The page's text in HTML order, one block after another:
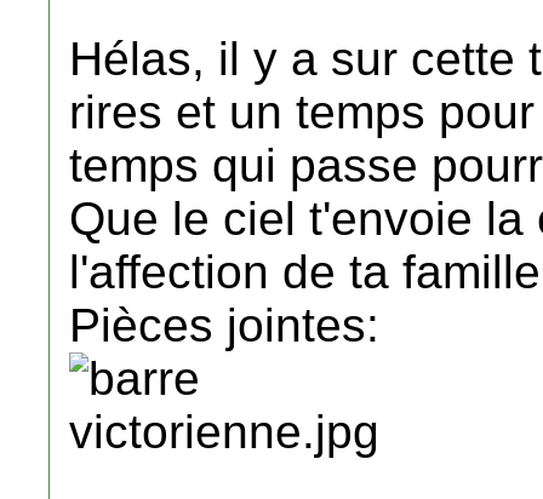
Hélas, il y a sur cette
rires et un temps
temps qui passe
Que le ciel t'envoie
l'affection de ta
Pièces jointes: